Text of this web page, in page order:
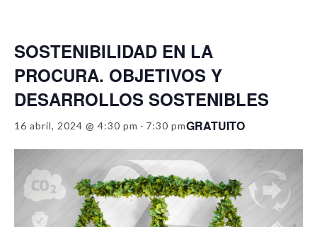
SOSTENIBILIDAD EN LA
PROCURA. OBJETIVOS Y
DESARROLLOS SOSTENIBLES
16 abril, 2024 @ 4:30 pm - 7:30 pmGRATUITO